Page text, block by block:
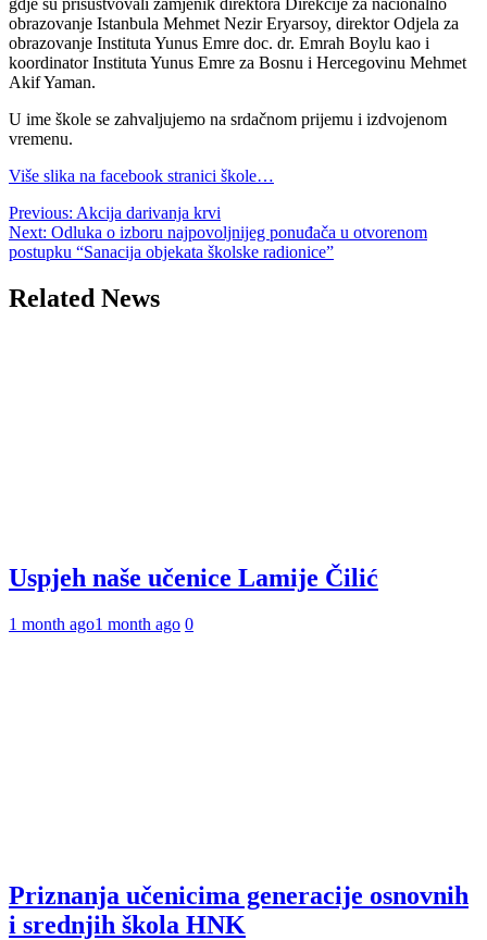
obrazovanje Istanbula Mehmet Nezir Eryarsoy, direktor Odjela za
obrazovanje Instituta Yunus Emre doc. dr. Emrah Boylu kao i
koordinator Instituta Yunus Emre za Bosnu i Hercegovinu Mehmet
Akif Yaman.
U ime škole se zahvaljujemo na srdačnom prijemu i izdvojenom
vremenu.
Više slika na facebook stranici škole…
Post
navigation
Previous: Akcija darivanja krvi
Next: Odluka o izboru najpovoljnijeg ponuđača u otvorenom
postupku “Sanacija objekata školske radionice”
Related News
Uspjeh naše učenice Lamije Čilić
1 month ago1 month ago 0
Priznanja učenicima generacije osnovnih
i srednjih škola HNK